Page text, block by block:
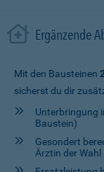
Ergänzende
Mit den Bausteinen
sicherst du dir
Unterbringung
Baustein)
Gesondert
Ärztin der